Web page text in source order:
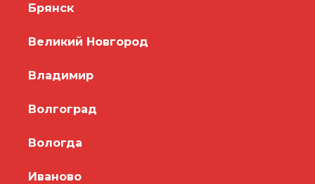
Брянск
Великий Новгород
Владимир
Волгоград
Вологда
Иваново